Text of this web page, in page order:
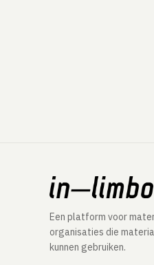
Een platform voor
organisaties die
kunnen gebruiken.